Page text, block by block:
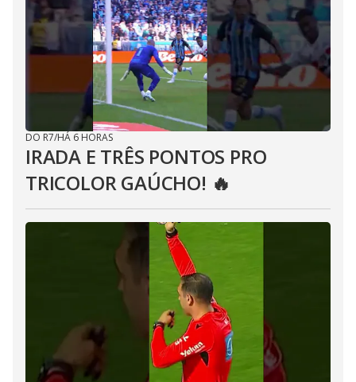
DO R7/HÁ 6 HORAS
IRADA E TRÊS PONTOS PRO
TRICOLOR GAÚCHO! 🔥